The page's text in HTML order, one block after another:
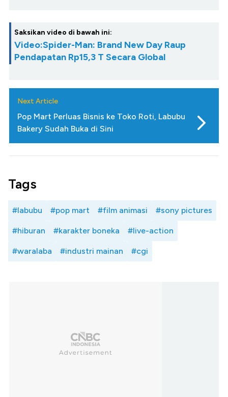
Saksikan video di bawah ini:
Video:Spider-Man: Brand New Day Raup
Pendapatan Rp15,3 T Secara Global
Next Article
Pop Mart Perluas Bisnis ke Toko Roti, Labubu
Bakery Sudah Buka di Sini
Tags
#labubu #pop mart #film animasi #sony pictures
#hiburan #karakter boneka #live-action
#waralaba #industri mainan #cgi